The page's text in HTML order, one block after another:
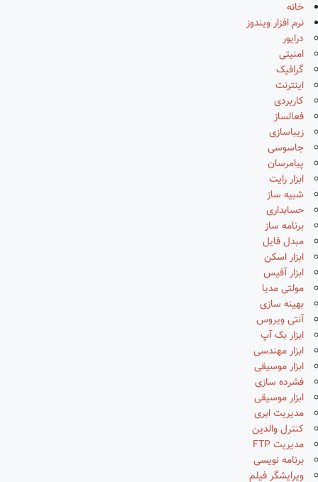
خانه
نرم افزار ویندوز
درایور
امنیتی
گرافیک
اینترنت
کاربردی
فعالساز
زیباسازی
جاسوسی
پیامرسان
ابزار رایت
شبیه ساز
حسابداری
برنامه ساز
مبدل فایل
ابزار اسکن
ابزار آفیس
مولتی مدیا
بهینه سازی
آنتی ویروس
ابزار بک آپ
ابزار مهندسی
ابزار موسیقی
فشرده سازی
ابزار موسیقی
مدیریت ابری
کنترل والدین
مدیریت FTP
برنامه نویسی
ویرایشگر فیلم